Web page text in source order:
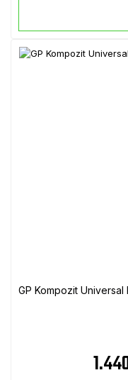
GP Kompozit Universal